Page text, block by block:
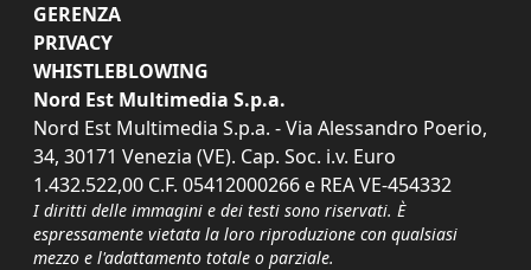
GERENZA
PRIVACY
WHISTLEBLOWING
Nord Est Multimedia S.p.a.
Nord Est Multimedia S.p.a. - Via Alessandro Poerio,
34, 30171 Venezia (VE). Cap. Soc. i.v. Euro
1.432.522,00 C.F. 05412000266 e REA VE-454332
I diritti delle immagini e dei testi sono riservati. È
espressamente vietata la loro riproduzione con qualsiasi
mezzo e l'adattamento totale o parziale.